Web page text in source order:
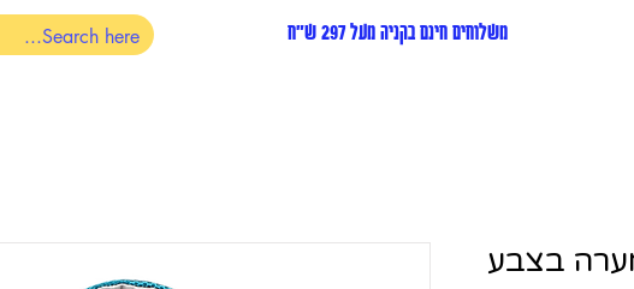
משלוחים חינם בקניה מעל 297 ש"ח
בצבע